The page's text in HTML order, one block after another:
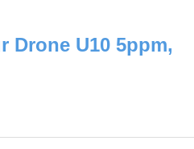
Drone U10 5ppm,